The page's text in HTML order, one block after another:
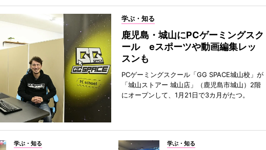
学ぶ・知る
鹿児島・城山にPCゲーミングスク
ール eスポーツや動画編集レッ
スンも
PCゲーミングスクール「GG SPACE城山校」が
「城山ストアー 城山店」（鹿児島市城山）2階
にオープンして、1月21日で3カ月がたつ。
学ぶ・知る 学ぶ・知る